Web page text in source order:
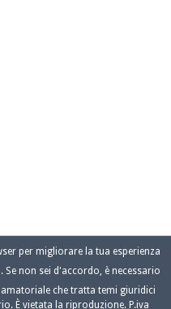
per migliorare la tua esperienza
. Se non sei d'accordo, è necessario
che tratta temi giuridici
È vietata la riproduzione. P.iva